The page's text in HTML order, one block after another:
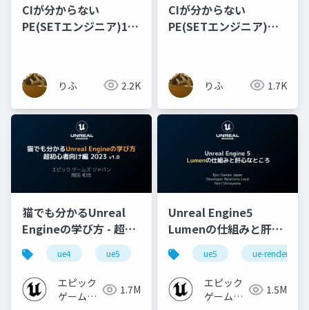
CIが分からない
PE(SETエンジニア)1年
ハードル低くCIを運用
した
りふ 2.2K
CIが分からない
PE(SETエンジニア)の1
運用した
りふ 1.7K
猫でも分かるUnreal
Engineの学び方 - 超初
心者向け編 - 2023 v1.0
ue4 ue5 ue-beginner
エピック
ゲームズ
1.7M
Unreal Engine5
Lumenの仕組みと肝心
なところ
ue5 ue-rendering
エピック
ゲームズ
1.5M